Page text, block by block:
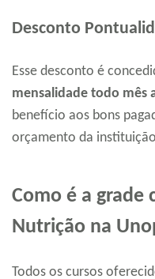
Desconto
Esse desconto é
mensalidade todo mês
benefício aos bons
orçamento da
Como é a grade
Nutrição na
Todos os cursos